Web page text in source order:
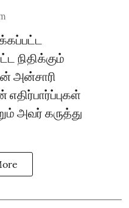
நிதிக்கும்
அன்சாரி
எதிர்பார்ப்புகள்
அவர் கருத்து